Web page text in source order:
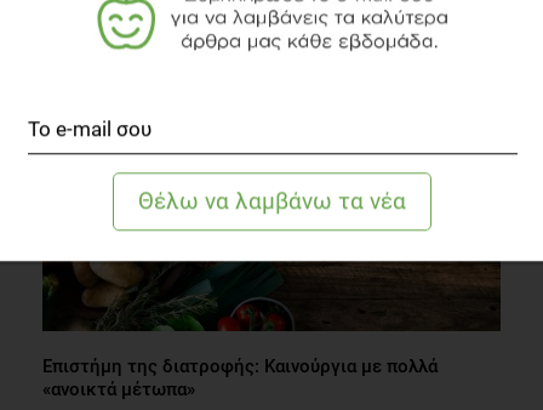
2 λεπτά να διαβαστεί
Επιστήμη της διατροφής: Καινούργια με πολλά
«ανοικτά μέτωπα»